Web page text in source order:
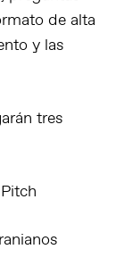
de alta
y las
tres